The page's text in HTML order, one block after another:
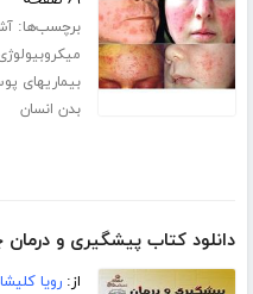
برچسب‌ها:
بیماریهای
بدن انسان
دانلود کتاب پیشگیری و درمان
از:رویا